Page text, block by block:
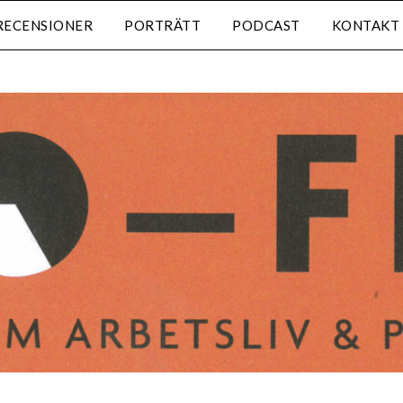
PORTRÄTT PODCAST KONTAKT